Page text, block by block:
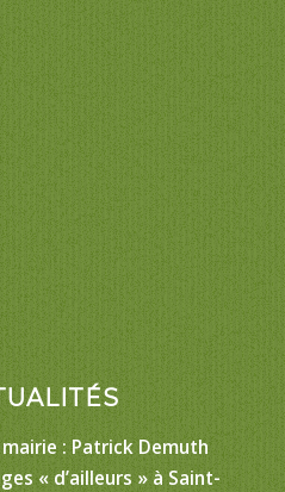
: Patrick Demuth
« d’ailleurs » à Saint-